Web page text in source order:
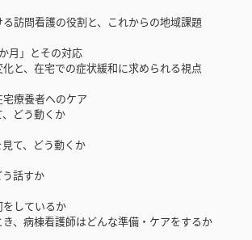
訪問看護の役割と、これからの地域課題
月」とその対応
と、在宅での症状緩和に求められる視点
療養者へのケア
どう動くか
て、どう動くか
話すか
しているか
、病棟看護師はどんな準備・ケアをするか